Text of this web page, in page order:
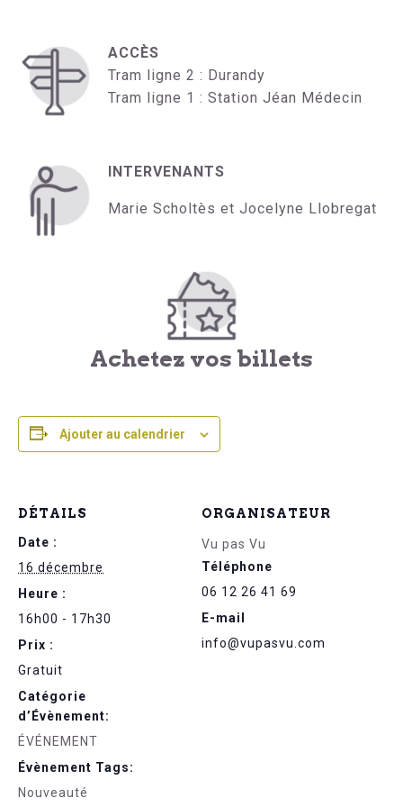
ACCÈS
Tram ligne 2 : Durandy
Tram ligne 1 : Station Jéan Médecin
INTERVENANTS
Marie Scholtès et Jocelyne Llobregat
Achetez vos billets
Ajouter au calendrier
DÉTAILS
Date :
16 décembre
Heure :
16h00 - 17h30
Prix :
Gratuit
Catégorie
d’Évènement:
ÉVÉNEMENT
Évènement Tags:
Nouveauté
ORGANISATEUR
Vu pas Vu
Téléphone
06 12 26 41 69
E-mail
info@vupasvu.com